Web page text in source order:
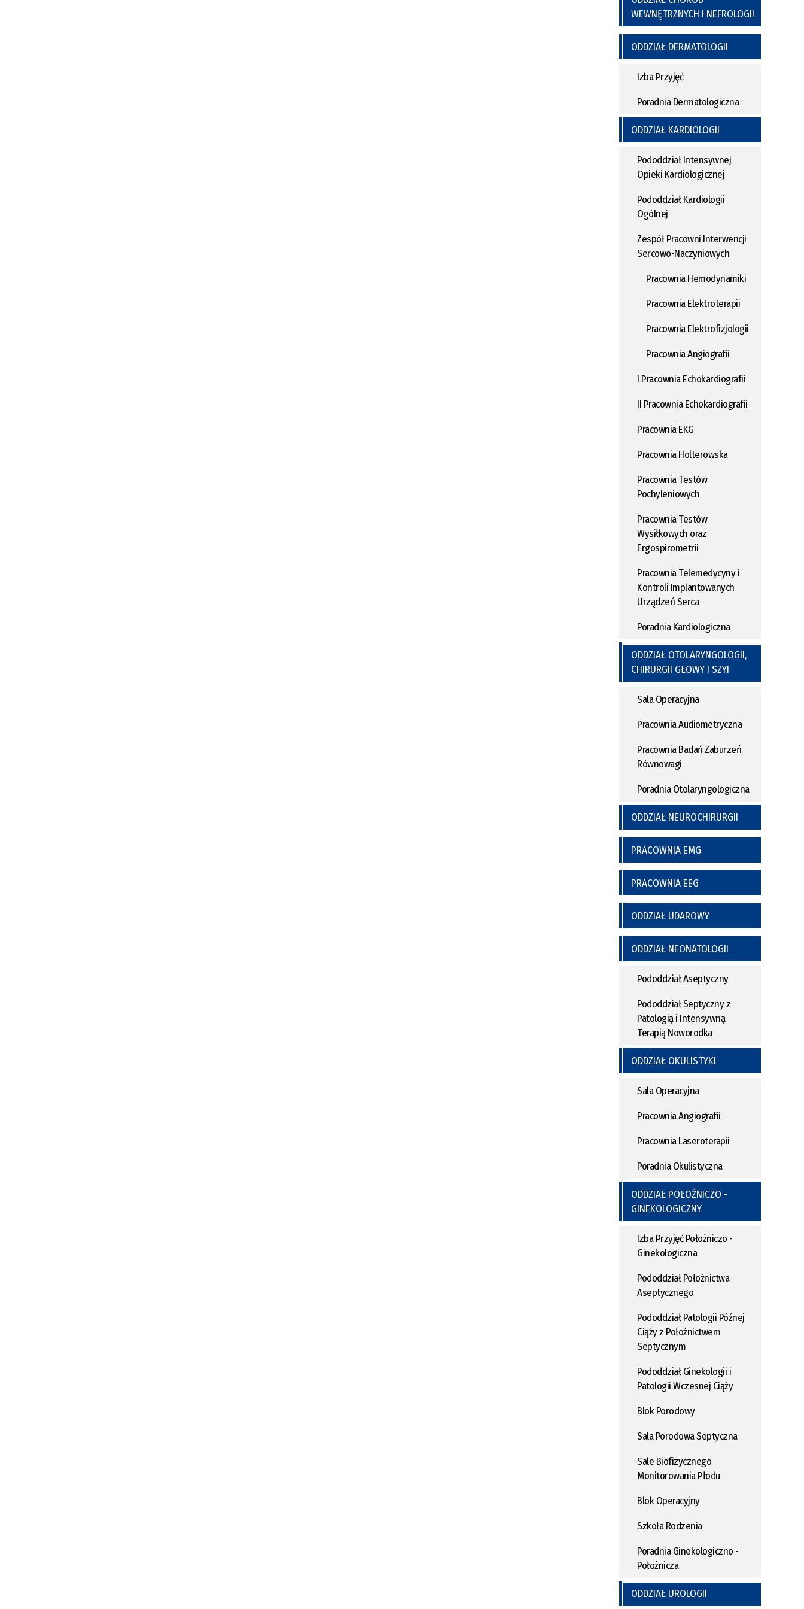
WEWNĘTRZNYCH I NEFROLOGII
ODDZIAŁ DERMATOLOGII
Izba Przyjęć
Poradnia Dermatologiczna
ODDZIAŁ KARDIOLOGII
Pododdział Intensywnej
Opieki Kardiologicznej
Pododdział Kardiologii
Ogólnej
Zespół Pracowni Interwencji
Sercowo-Naczyniowych
Pracownia Hemodynamiki
Pracownia Elektroterapii
Pracownia Elektrofizjologii
Pracownia Angiografii
I Pracownia Echokardiografii
II Pracownia Echokardiografii
Pracownia EKG
Pracownia Holterowska
Pracownia Testów
Pochyleniowych
Pracownia Testów
Wysiłkowych oraz
Ergospirometrii
Pracownia Telemedycyny i
Kontroli Implantowanych
Urządzeń Serca
Poradnia Kardiologiczna
ODDZIAŁ OTOLARYNGOLOGII,
CHIRURGII GŁOWY I SZYI
Sala Operacyjna
Pracownia Audiometryczna
Pracownia Badań Zaburzeń
Równowagi
Poradnia Otolaryngologiczna
ODDZIAŁ NEUROCHIRURGII
PRACOWNIA EMG
PRACOWNIA EEG
ODDZIAŁ UDAROWY
ODDZIAŁ NEONATOLOGII
Pododdział Aseptyczny
Pododdział Septyczny z
Patologią i Intensywną
Terapią Noworodka
ODDZIAŁ OKULISTYKI
Sala Operacyjna
Pracownia Angiografii
Pracownia Laseroterapii
Poradnia Okulistyczna
ODDZIAŁ POŁOŻNICZO -
GINEKOLOGICZNY
Izba Przyjęć Położniczo -
Ginekologiczna
Pododdział Położnictwa
Aseptycznego
Pododdział Patologii Późnej
Ciąży z Położnictwem
Septycznym
Pododdział Ginekologii i
Patologii Wczesnej Ciąży
Blok Porodowy
Sala Porodowa Septyczna
Sale Biofizycznego
Monitorowania Płodu
Blok Operacyjny
Szkoła Rodzenia
Poradnia Ginekologiczno -
Położnicza
ODDZIAŁ UROLOGII